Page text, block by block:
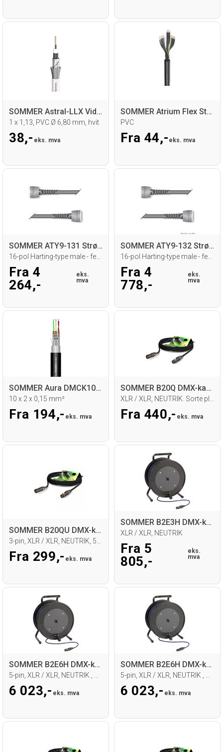
SOMMER Astral-LLX Videokabel
1 x 1,13, PVC Ø 6,80 mm, hvit
38,- eks. mva
SOMMER Atrium Flex Strømkabel, multi
PVC
Fra 44,- eks. mva
SOMMER ATY9-131 Strømkabel
Fra 4
264,-
eks.
mva
SOMMER ATY9-132 Strømkabel
Fra 4
778,-
eks.
mva
SOMMER Aura DMCK10 Multikabel
10 x 2 x 0,15 mm²
Fra 194,- eks. mva
SOMMER B20Q DMX-kabel, 3-pin
Fra 440,- eks. mva
SOMMER B20QU DMX-kabel, sort
Fra 299,- eks. mva
SOMMER B2E3H DMX-kabel på trommel, 3-pin
XLR / XLR, NEUTRIK
Fra 5
805,-
eks.
mva
SOMMER B2E6H DMX-kabel på trommel, 50m
6 023,- eks. mva
SOMMER B2E6H DMX-kabel på trommel, 50m
6 023,- eks. mva